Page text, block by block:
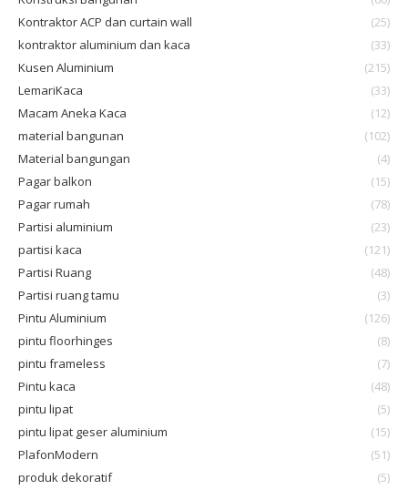
Kontraktor ACP dan curtain wall
(25)
kontraktor aluminium dan kaca
(33)
Kusen Aluminium
(215)
LemariKaca
(33)
Macam Aneka Kaca
(12)
material bangunan
(102)
Material bangungan
(4)
Pagar balkon
(15)
Pagar rumah
(78)
Partisi aluminium
(23)
partisi kaca
(121)
Partisi Ruang
(48)
Partisi ruang tamu
(3)
Pintu Aluminium
(126)
pintu floorhinges
(8)
pintu frameless
(7)
Pintu kaca
(48)
pintu lipat
(5)
pintu lipat geser aluminium
(15)
PlafonModern
(51)
produk dekoratif
(5)